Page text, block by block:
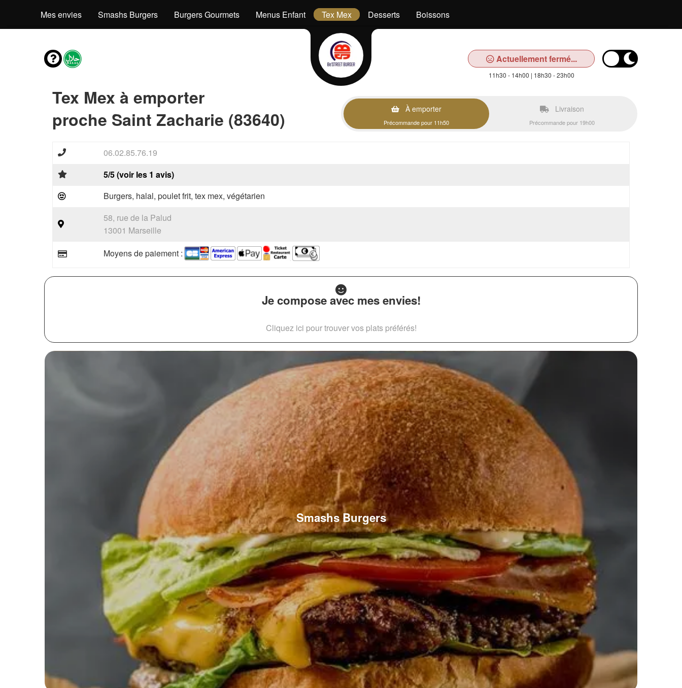
Mes envies Smashs Burgers Burgers Gourmets Menus Enfant Tex Mex Desserts Boissons
Actuellement fermé...
11h30 - 14h00 | 18h30 - 23h00
Tex Mex à emporter
proche Saint Zacharie (83640)
À emporter
Précommande pour 11h50
Livraison
Précommande pour 19h00
06.02.85.76.19
5/5 (voir les 1 avis)
Burgers, halal, poulet frit, tex mex, végétarien
58, rue de la Palud
13001 Marseille
Moyens de paiement :
Je compose avec mes envies!
Cliquez ici pour trouver vos plats préférés!
Smashs Burgers